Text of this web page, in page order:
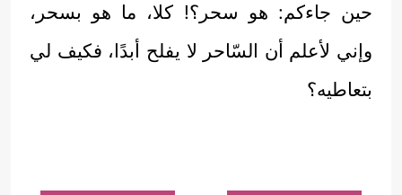
حين جاءكم: هو سحر؟! كلا، ما هو بسحر،
وإني لأعلم أن السّاحر لا يفلح أبدًا، فكيف لي
بتعاطيه؟